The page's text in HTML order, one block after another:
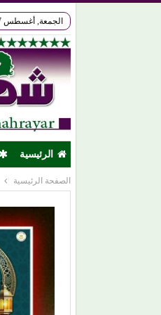
الجمعة, أغسطس 7, 2026
الرئيسية
الصفحة الرئيسية